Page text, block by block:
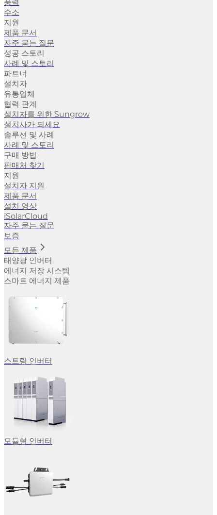
풍력
수소
지원
제품 문서
자주 묻는 질문
성공 스토리
사례 및 스토리
파트너
설치자
유통업체
협력 관계
설치자를 위한 Sungrow
설치사가 되세요
솔루션 및 사례
사례 및 스토리
구매 방법
판매처 찾기
지원
설치자 지원
제품 문서
설치 영상
iSolarCloud
자주 묻는 질문
보증
모든 제품
태양광 인버터
에너지 저장 시스템
스마트 에너지 제품
스트링 인버터
모듈형 인버터